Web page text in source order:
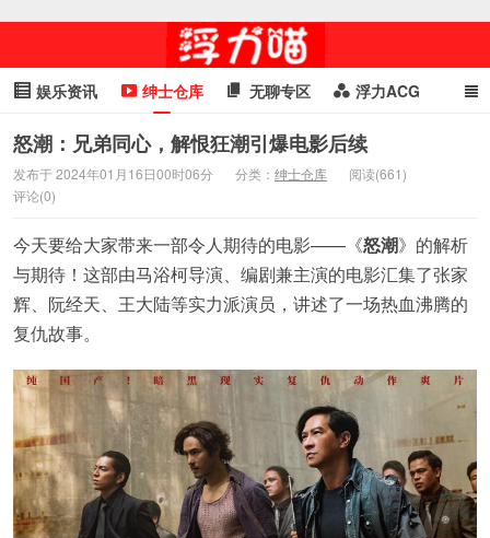
娱乐资讯 绅士仓库 无聊专区 浮力ACG
浮力GIF 明星头条 浮力资讯 头条女神 萌妹专区
cosplay
怒潮：兄弟同心，解恨狂潮引爆电影后续
发布于 2024年01月16日00时06分 分类： 绅士仓库
阅读(661)
评论(0)
今天要给大家带来一部令人期待的电影——《怒潮》的解析
与期待！这部由马浴柯导演、编剧兼主演的电影汇集了张家
辉、阮经天、王大陆等实力派演员，讲述了一场热血沸腾的
复仇故事。